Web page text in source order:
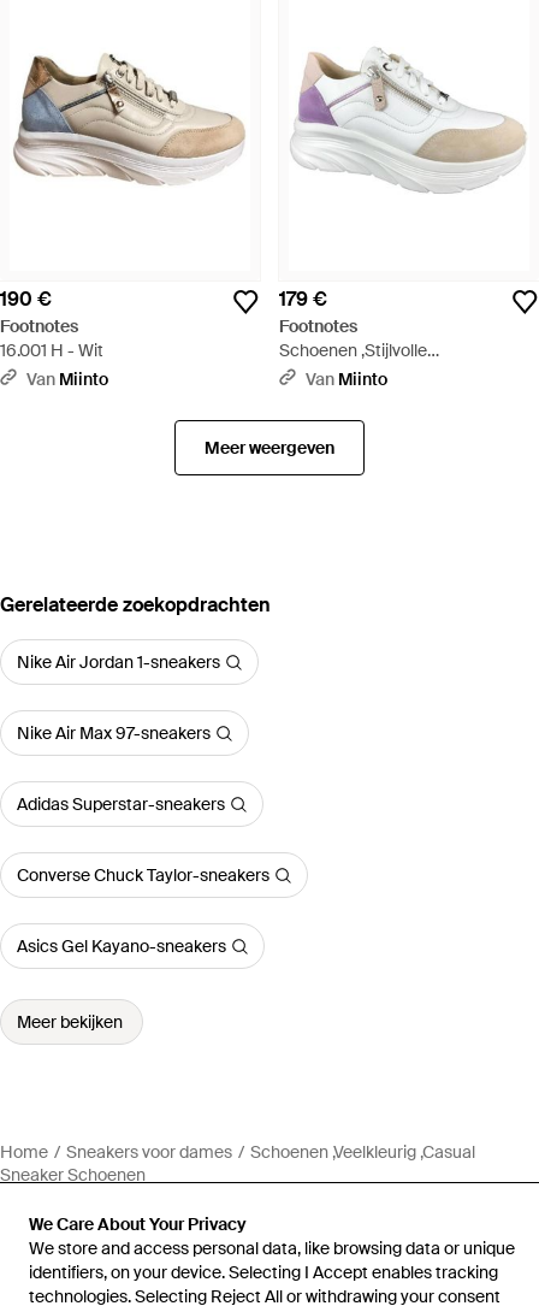
We Care About Your Privacy
We store and access personal data, like browsing data or unique
identifiers, on your device. Selecting I Accept enables tracking
technologies. Selecting Reject All or withdrawing your consent
190 €
Footnotes
16.001 H - Wit
Van Miinto
179 €
Footnotes
Schoenen ,Stijlvolle
Damessneakers - Wit
Van Miinto
Meer weergeven
Gerelateerde zoekopdrachten
Nike Air Jordan 1-sneakers
Nike Air Max 97-sneakers
Adidas Superstar-sneakers
Converse Chuck Taylor-sneakers
Asics Gel Kayano-sneakers
Meer bekijken
Home Sneakers voor dames
Schoenen ,Veelkleurig ,Casual
Sneaker Schoenen